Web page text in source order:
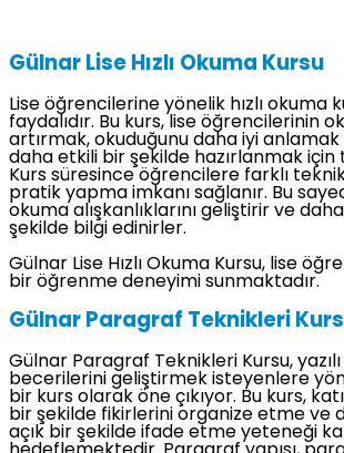
Gülnar Lise Hızlı Okuma Kursu
Lise öğrencilerine yönelik hızlı okuma
faydalıdır. Bu kurs, lise öğrencilerinin
artırmak, okuduğunu daha iyi anlamak
daha etkili bir şekilde hazırlanmak için
Kurs süresince öğrencilere farklı
pratik yapma imkanı sağlanır. Bu
okuma alışkanlıklarını geliştirir ve
şekilde bilgi edinirler.
Gülnar Lise Hızlı Okuma Kursu, lise
bir öğrenme deneyimi sunmaktadır.
Gülnar Paragraf Teknikleri
Gülnar Paragraf Teknikleri Kursu,
becerilerini geliştirmek isteyenlere
bir kurs olarak öne çıkıyor. Bu kurs,
bir şekilde fikirlerini organize etme ve
açık bir şekilde ifade etme yeteneği